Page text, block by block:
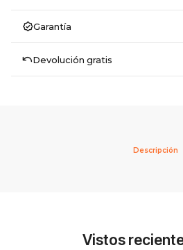
Garantía
Devolución gratis
Descripción
Vistos